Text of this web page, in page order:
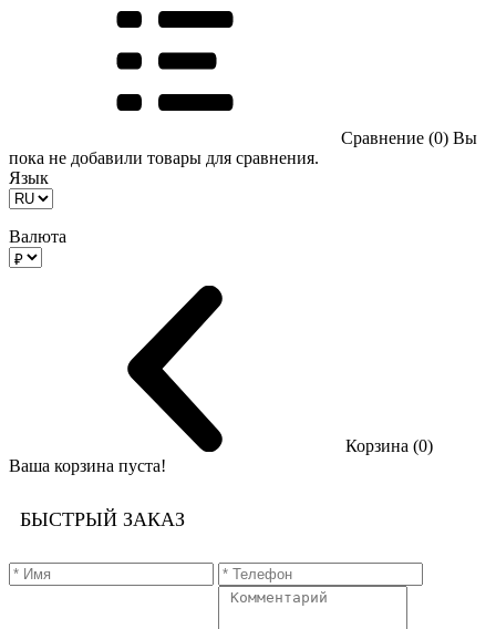
Сравнение (0) Вы
пока не добавили товары для сравнения.
Язык
Валюта
Корзина (0)
Ваша корзина пуста!
БЫСТРЫЙ ЗАКАЗ